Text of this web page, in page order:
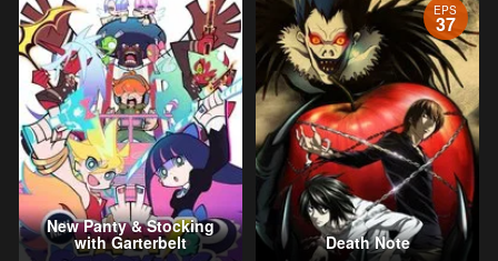
New Panty & Stocking
with Garterbelt
EPS
37
Death Note